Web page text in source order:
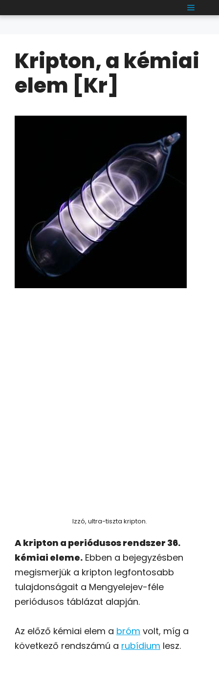
a
MENÜ
Kripton, a kémiai
elem [Kr]
Izzó, ultra-tiszta kripton.
A kripton a periódusos rendszer 36.
kémiai eleme. Ebben a bejegyzésben
megismerjük a kripton legfontosabb
tulajdonságait a Mengyelejev-féle
periódusos táblázat alapján.
Az előző kémiai elem a bróm volt, míg a
következő rendszámú a rubídium lesz.